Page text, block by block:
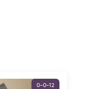
0-0-12